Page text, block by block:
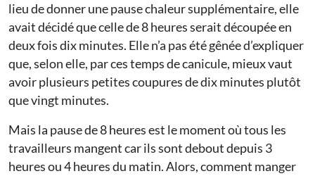
lieu de donner une pause chaleur supplémentaire, elle
avait décidé que celle de 8 heures serait découpée en
deux fois dix minutes. Elle n’a pas été gênée d’expliquer
que, selon elle, par ces temps de canicule, mieux vaut
avoir plusieurs petites coupures de dix minutes plutôt
que vingt minutes.
Mais la pause de 8 heures est le moment où tous les
travailleurs mangent car ils sont debout depuis 3
heures ou 4 heures du matin. Alors, comment manger